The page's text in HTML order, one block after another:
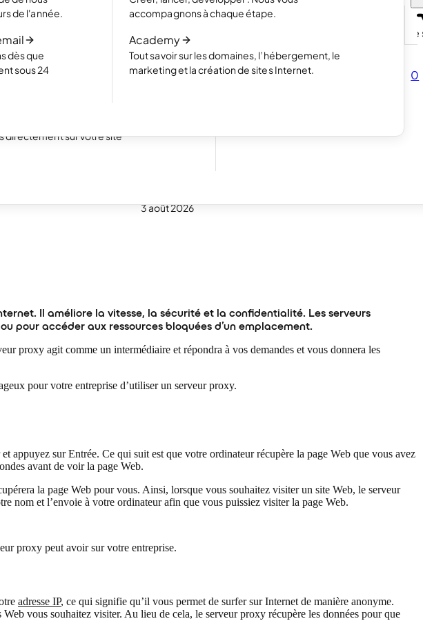
de l'année.
dès que
sous 24
accompagnons à chaque étape.
Academy
Tout savoir sur les domaines, l’hébergement, le
marketing et la création de sites Internet.
0
en valeur vos meilleurs projets avec un
élégant
en ligne
votre boutique et commencez à vendre
web avec réservations
directement sur votre site
Lire l’article
Comment fonctionne la création de
proxy ?
3 août 2026
Il améliore la vitesse, la sécurité et la confidentialité. Les serveurs
pour accéder aux ressources bloquées d’un emplacement.
proxy agit comme un intermédiaire et répondra à vos demandes et vous donnera les
pour votre entreprise d’utiliser un serveur proxy.
appuyez sur Entrée. Ce qui suit est que votre ordinateur récupère la page Web que vous avez
avant de voir la page Web.
la page Web pour vous. Ainsi, lorsque vous souhaitez visiter un site Web, le serveur
nom et l’envoie à votre ordinateur afin que vous puissiez visiter la page Web.
proxy peut avoir sur votre entreprise.
adresse IP, ce qui signifie qu’il vous permet de surfer sur Internet de manière anonyme.
vous souhaitez visiter. Au lieu de cela, le serveur proxy récupère les données pour que